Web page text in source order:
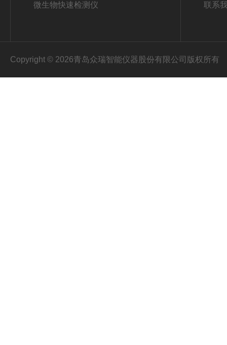
微生物快速检测仪 联系
Copyright © 2026青岛众瑞智能仪器股份有限公司版权所有